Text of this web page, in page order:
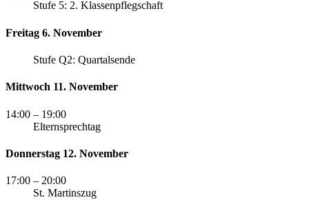
Stufe 5: 2. Klassenpflegschaft
Freitag 6. November
Stufe Q2: Quartalsende
Mittwoch 11. November
14:00 – 19:00
Elternsprechtag
Donnerstag 12. November
17:00 – 20:00
St. Martinszug